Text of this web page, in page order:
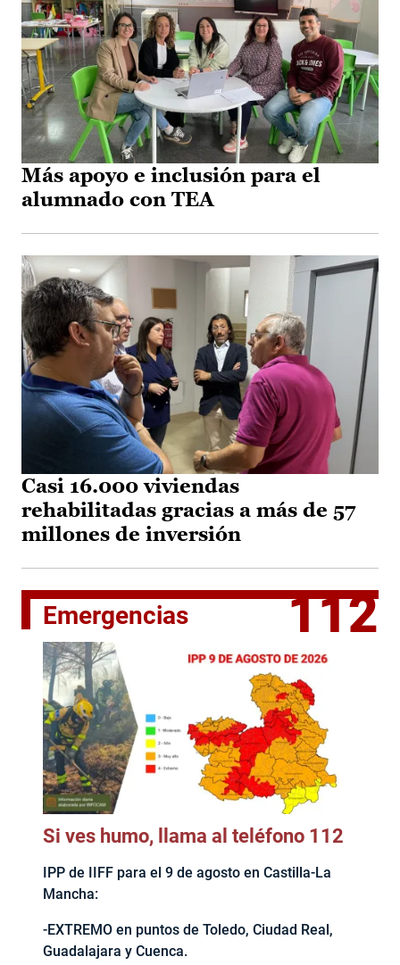
Más apoyo e inclusión para el
alumnado con TEA
Casi 16.000 viviendas
rehabilitadas gracias a más de 57
millones de inversión
Emergencias 112
Si ves humo, llama al teléfono 112
IPP de IIFF para el 9 de agosto en Castilla-La
Mancha:
-EXTREMO en puntos de Toledo, Ciudad Real,
Guadalajara y Cuenca.